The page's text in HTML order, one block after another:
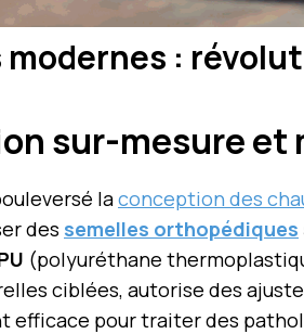
:
sur-mesure
laconception des
des semelles orthopédiques
(polyuréthane
ciblées, autorise des
pour traiter des